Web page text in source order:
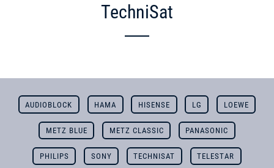
TechniSat
AUDIOBLOCK HAMA HISENSE LG LOEWE
METZ BLUE METZ CLASSIC PANASONIC
PHILIPS SONY TECHNISAT TELESTAR